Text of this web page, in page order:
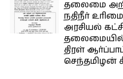
தலைமை
நதிநீர்
அரசியல்
தலைமையில்
திரள்
செந்தமிழன்